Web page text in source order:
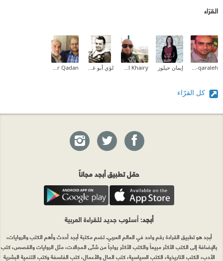
القرّاء
Ramzi AL-qaraleh إيمان حيلوز Mustafa Al Khairy لؤي أبو غوش (Loai AbuGhoush) Omar Qadan
كل القرّاء
حمّل تطبيق أبجد مجاناً
أبجد: أسلوب جديد للقراءة العربية
أبجد هو تطبيق القراءة رقم واحد في العالم العربي. تضم مكتبة أبجد أحدث وأهم الكتب والروايات،
بالإضافة إلى الكتب الأكثر مبيعاً والكتب الأكثر رواجاً من شتّى المجالات، مثل الروايات والقصص، كتب
الأدب، الكتب التاريخية، الكتب السياسية، كتب المال والأعمال، كتب الفلسفة وكتب التنمية البشرية